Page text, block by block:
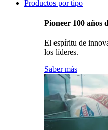
Productos por tipo
Pioneer 100 años
El espíritu de
los líderes.
Saber más